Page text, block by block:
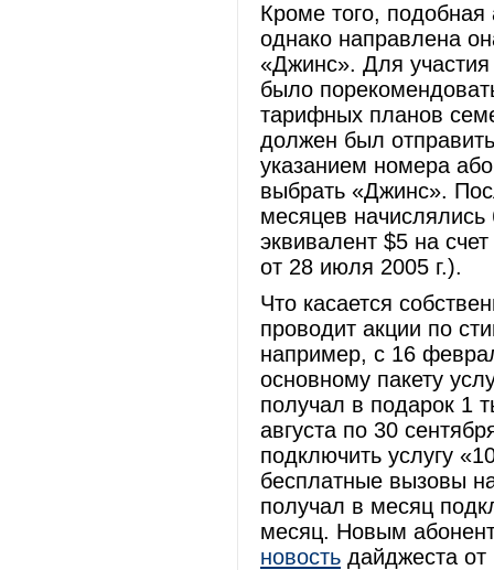
Кроме того,
однако направлена
«Джинс». Для
было
тарифных планов
должен был
указанием номера
выбрать «Джинс».
месяцев
эквивалент $5 на
от 28 июля 2005 г.).
Что касается
проводит акции по
например, с 16
основному пакету
получал в подарок 1
августа по 30
подключить услугу
бесплатные вызовы
получал в месяц
месяц. Новым
новость дайджеста от